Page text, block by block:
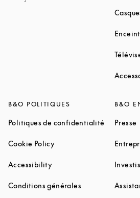
B&O POLITIQUES
Politiques de confidentialité Link
Cookie PolicyLink Opens in New Tab
AccessibilityLink Opens in New Tab
Conditions générales Link Opens in
B&O
Presse